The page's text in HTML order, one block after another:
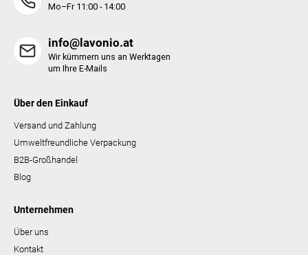
Mo–Fr 11:00 - 14:00
info@lavonio.at
Wir kümmern uns an Werktagen
um Ihre E-Mails
Über den Einkauf
Versand und Zahlung
Umweltfreundliche Verpackung
B2B-Großhandel
Blog
Unternehmen
Über uns
Kontakt